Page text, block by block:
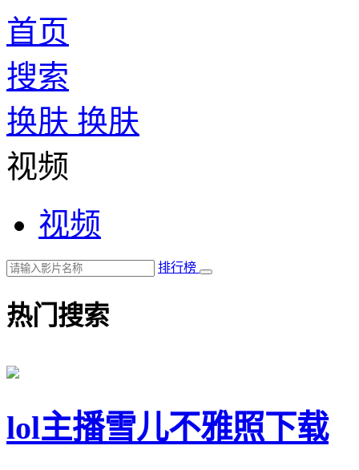
首页
搜索
换肤 换肤
视频
视频
排行榜
热门搜索
lol主播雪儿不雅照下载